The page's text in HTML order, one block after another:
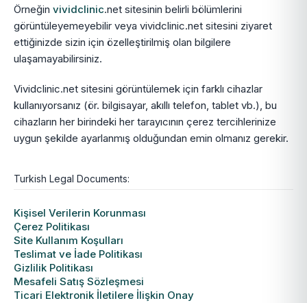
Örneğin vividclinic.net sitesinin belirli bölümlerini
görüntüleyemeyebilir veya vividclinic.net sitesini ziyaret
ettiğinizde sizin için özelleştirilmiş olan bilgilere
ulaşamayabilirsiniz.
Vividclinic.net sitesini görüntülemek için farklı cihazlar
kullanıyorsanız (ör. bilgisayar, akıllı telefon, tablet vb.), bu
cihazların her birindeki her tarayıcının çerez tercihlerinize
uygun şekilde ayarlanmış olduğundan emin olmanız gerekir.
Turkish Legal Documents:
Kişisel Verilerin Korunması
Çerez Politikası
Site Kullanım Koşulları
Teslimat ve İade Politikası
Gizlilik Politikası
Mesafeli Satış Sözleşmesi
Ticari Elektronik İletilere İlişkin Onay